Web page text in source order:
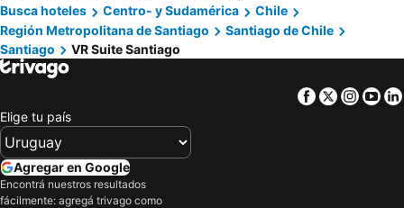
Busca hoteles
Centro- y Sudamérica
Chile
Región Metropolitana de Santiago
Santiago de Chile
Santiago
VR Suite Santiago
Facebook
Twitter
Elige tu país
Agregar en Google
Encontrá nuestros resultados
fácilmente: agregá trivago como